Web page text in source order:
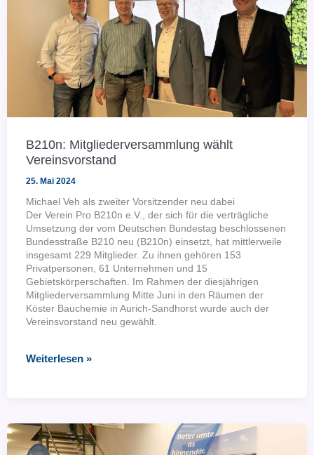
B210n: Mitgliederversammlung wählt
Vereinsvorstand
25. Mai 2024
Michael Veh als zweiter Vorsitzender neu dabei
Der Verein Pro B210n e.V., der sich für die verträgliche
Umsetzung der vom Deutschen Bundestag beschlossenen
Bundesstraße B210 neu (B210n) einsetzt, hat mittlerweile
insgesamt 229 Mitglieder. Zu ihnen gehören 153
Privatpersonen, 61 Unternehmen und 15
Gebietskörperschaften. Im Rahmen der diesjährigen
Mitgliederversammlung Mitte Juni in den Räumen der
Köster Bauchemie in Aurich-Sandhorst wurde auch der
Vereinsvorstand neu gewählt.
B210n:
Weiterlesen »